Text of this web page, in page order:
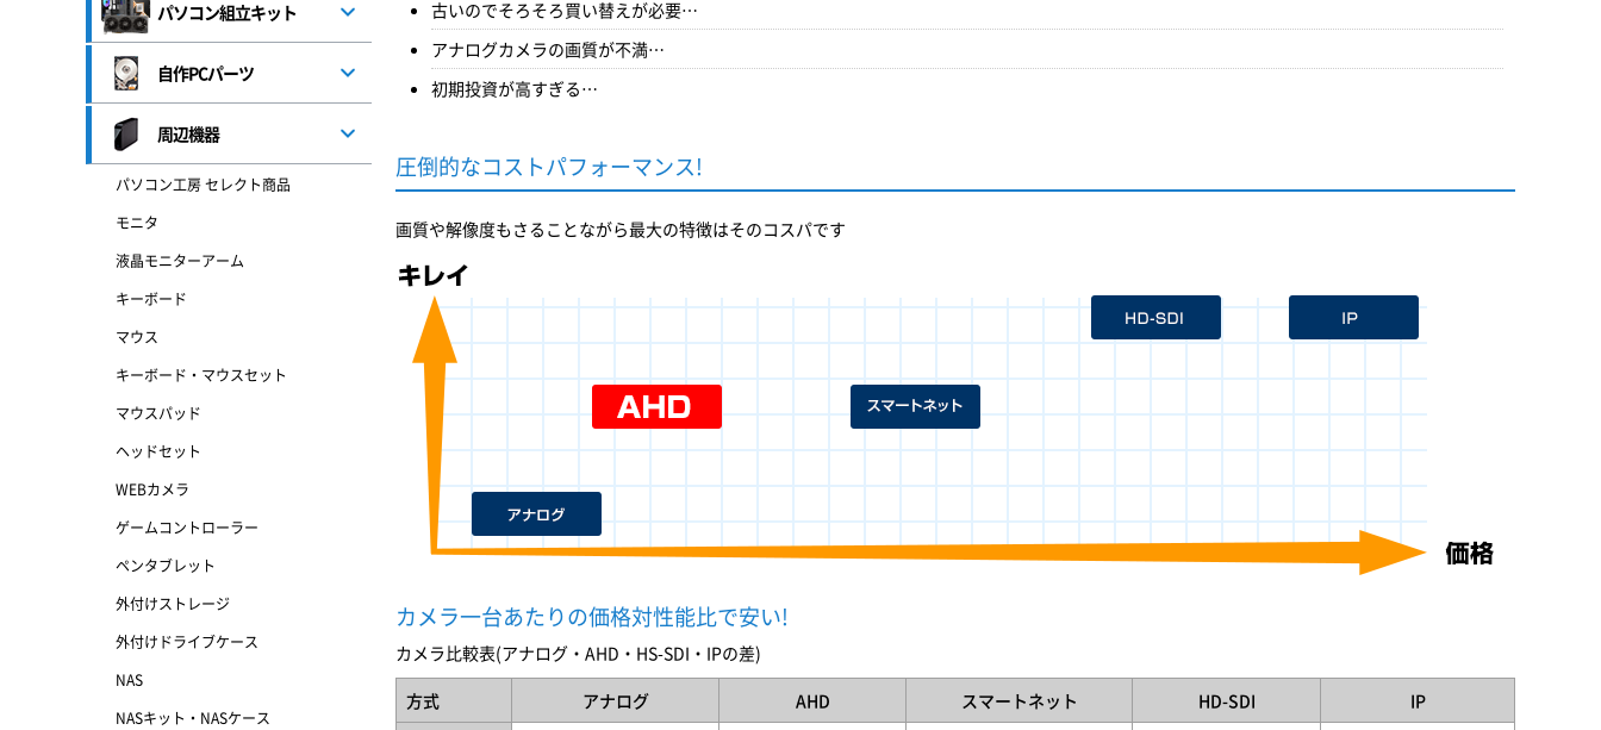
古いのでそろそろ買い替えが必要…
アナログカメラの画質が不満…
初期投資が高すぎる…
圧倒的なコストパフォーマンス!
画質や解像度もさることながら最大の特徴はそのコスパです
カメラ一台あたりの価格対性能比で安い!
カメラ比較表(アナログ・AHD・HS-SDI・IPの差)
方式
アナログ AHD スマートネット HD-SDI
IP
パソコン組立キット
自作PCパーツ
周辺機器
パソコン工房 セレクト商品
モニタ
液晶モニターアーム
キーボード
マウス
キーボード・マウスセット
マウスパッド
ヘッドセット
WEBカメラ
ゲームコントローラー
ペンタブレット
外付けストレージ
外付けドライブケース
NAS
NASキット・NASケース